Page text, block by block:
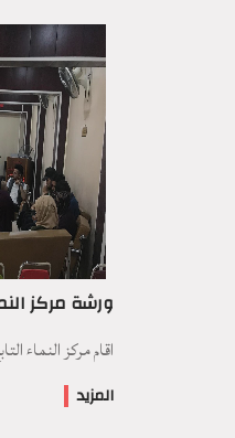
ورشة مركز
اقام مركز النماء
المزيد